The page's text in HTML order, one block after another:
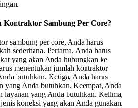
Kontraktor Sambung Per Core?
sambung per core, Anda harus
sederhana. Pertama, Anda harus
yang akan Anda hubungkan ke
menentukan jumlah kontraktor
butuhkan. Ketiga, Anda harus
yang Anda butuhkan. Keempat, Anda
layanan yang Anda butuhkan. Kelima,
koneksi yang akan Anda gunakan.